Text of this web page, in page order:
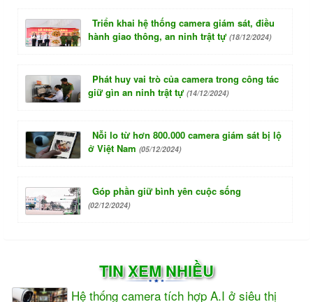
Triển khai hệ thống camera giám sát, điều
hành giao thông, an ninh trật tự (18/12/2024)
Phát huy vai trò của camera trong công tác
giữ gìn an ninh trật tự (14/12/2024)
Nỗi lo từ hơn 800.000 camera giám sát bị lộ
ở Việt Nam (05/12/2024)
Góp phần giữ bình yên cuộc sống
(02/12/2024)
TIN XEM NHIỀU
Hệ thống camera tích hợp A.I ở siêu thị